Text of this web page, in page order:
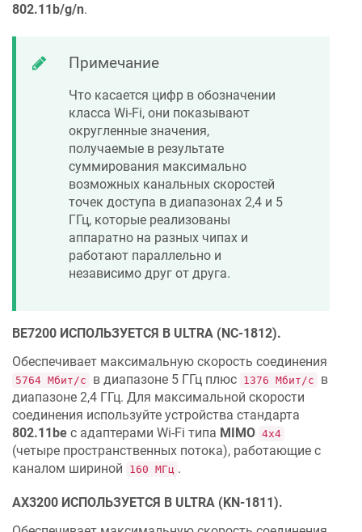
802.11b/g/n.
Примечание
Что касается цифр в обозначении
класса Wi-Fi, они показывают
округленные значения,
получаемые в результате
суммирования максимально
возможных канальных скоростей
точек доступа в диапазонах 2,4 и 5
ГГц, которые реализованы
аппаратно на разных чипах и
работают параллельно и
независимо друг от друга.
BE7200 ИСПОЛЬЗУЕТСЯ В ULTRA (NC-1812).
Обеспечивает максимальную скорость соединения
5764 Мбит/с в диапазоне 5 ГГц плюс 1376 Мбит/с
в
диапазоне 2,4 ГГц. Для максимальной скорости
соединения используйте устройства стандарта
802.11be с адаптерами Wi‐Fi типа MIMO 4х4
(четыре пространственных потока), работающие с
каналом шириной
160 МГц .
AX3200 ИСПОЛЬЗУЕТСЯ В ULTRA (KN-1811).